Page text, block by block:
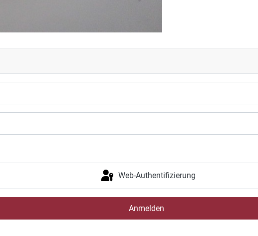
Web-Authentifizierung
Anmelden